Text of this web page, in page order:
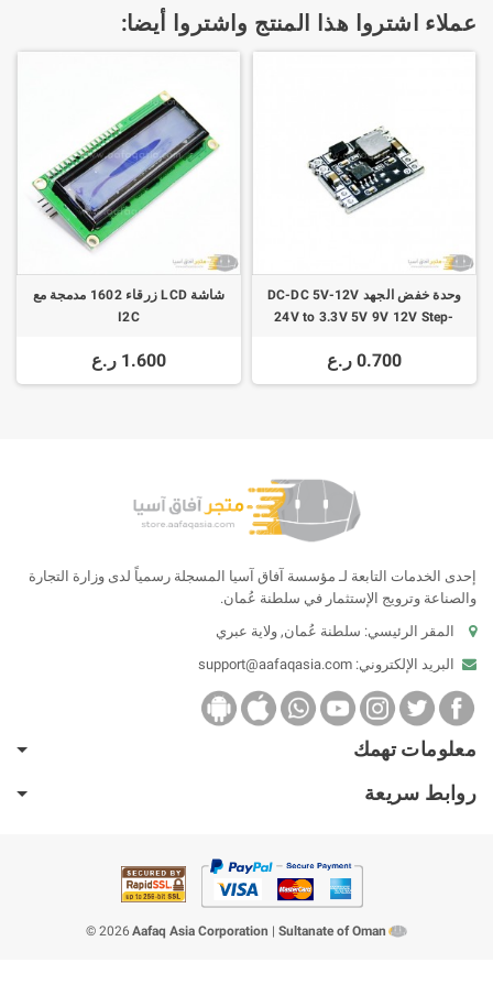
عملاء اشتروا هذا المنتج واشتروا أيضا:
وحدة خفض الجهد DC-DC 5V-12V
24V to 3.3V 5V 9V 12V Step-
0.700 ر.ع
شاشة LCD زرقاء 1602 مدمجة مع
I2C
1.600 ر.ع
إحدى الخدمات التابعة لـ مؤسسة آفاق آسيا المسجلة رسمياً لدى وزارة التجارة
والصناعة وترويج الإستثمار في سلطنة عُمان.
المقر الرئيسي: سلطنة عُمان, ولاية عبري
البريد الإلكتروني: support@aafaqasia.com
معلومات تهمك
روابط سريعة
Aafaq Asia Corporation | Sultanate of Oman
2026 ©